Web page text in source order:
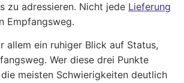
zu adressieren. Nicht jede Lieferung
Empfangsweg.
allem ein ruhiger Blick auf Status,
Wer diese drei Punkte
meisten Schwierigkeiten deutlich